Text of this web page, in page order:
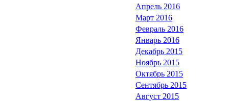
Апрель 2016
Март 2016
Февраль 2016
Январь 2016
Декабрь 2015
Ноябрь 2015
Октябрь 2015
Сентябрь 2015
Август 2015